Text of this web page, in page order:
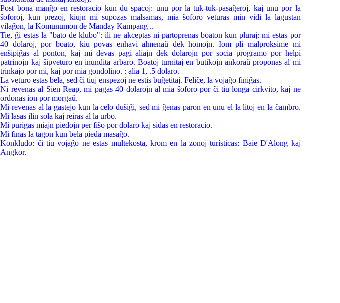
Post bona manĝo en restoracio kun du spacoj: unu por la tuk-tuk-pasaĝeroj, kaj unu por la
ŝoforoj, kun prezoj, kiujn mi supozas malsamas, mia ŝoforo veturas min vidi la lagustan
vilaĝon, la Komunumon de Manday Kampang ..
Tie, ĝi estas la "bato de klubo": ili ne akceptas ni partoprenas boaton kun pluraj: mi estas por
40 dolaroj, por boato, kiu povas enhavi almenaŭ dek homojn. Iom pli malproksime mi
enŝipiĝas al ponton, kaj mi devas pagi aliajn dek dolarojn por socia programo por helpi
patrinojn kaj ŝipveturo en inundita arbaro. Boatoj turnitaj en butikojn ankoraŭ proponas al mi
trinkajo por mi, kaj por mia gondolino. : alia 1, .5 dolaro.
La veturo estas bela, sed ĉi tiuj enspezoj ne estis buĝetitaj. Feliĉe, la vojaĝo finiĝas.
Ni revenas al Sien Reap, mi pagas 40 dolarojn al mia ŝoforo por ĉi tiu longa cirkvito, kaj ne
ordonas ion por morgaŭ.
Mi revenas al la gastejo kun la celo duŝiĝi, sed mi ĝenas paron en unu el la litoj en la ĉambro.
Mi lasas ilin sola kaj reiras al la urbo.
Mi purigas miajn piedojn per fiŝo por dolaro kaj sidas en restoracio.
Mi finas la tagon kun bela pieda masaĝo.
Konkludo: ĉi tiu vojaĝo ne estas multekosta, krom en la zonoj turísticas: Baie D'Along kaj
Angkor.